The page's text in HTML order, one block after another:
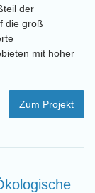
der
die groß
mit hoher
Zum Projekt